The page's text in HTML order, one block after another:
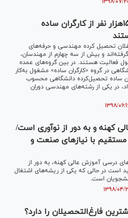
وفور مهندس در جامعه /۱۵۳هزار نفر از کارگران ساده
۲۲ درصد از شاغلان تحصیل کرده مهندسی و حرفه‌های
و بیش از سه چهارم از مهندسان،
فعالیت هستند. در بین گروه‌های عمده
در گروه «کارگران ساده» مشغول به‌کار
نفر از کارگران ساده تحصیل‌کرده دانشگاهی محسوب
از این تعداد، در یکی از رشته‌های مهندسی دوران
کهنه و به دور از نوآوری است/
مستقیم با نیاز‌های صنعت و
درسی آموزش عالی کهنه، به دور از
است در حالی که یکی از ریشه‌های اشتغال
است.
فارغ‌التحصیلان را دارد؟